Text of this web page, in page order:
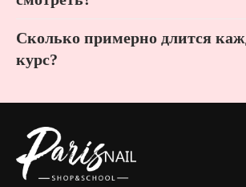
Сколько примерно длится
курс?